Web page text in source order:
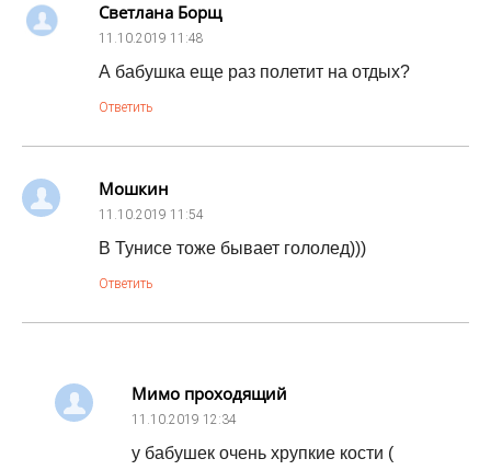
Светлана Борщ
11.10.2019 11:48
А бабушка еще раз полетит на отдых?
Ответить
Мошкин
11.10.2019 11:54
В Тунисе тоже бывает гололед)))
Ответить
Мимо проходящий
11.10.2019 12:34
у бабушек очень хрупкие кости (